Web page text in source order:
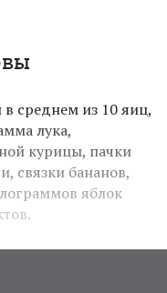
в среднем из 10 яиц,
лука,
курицы, пачки
связки бананов,
яблок